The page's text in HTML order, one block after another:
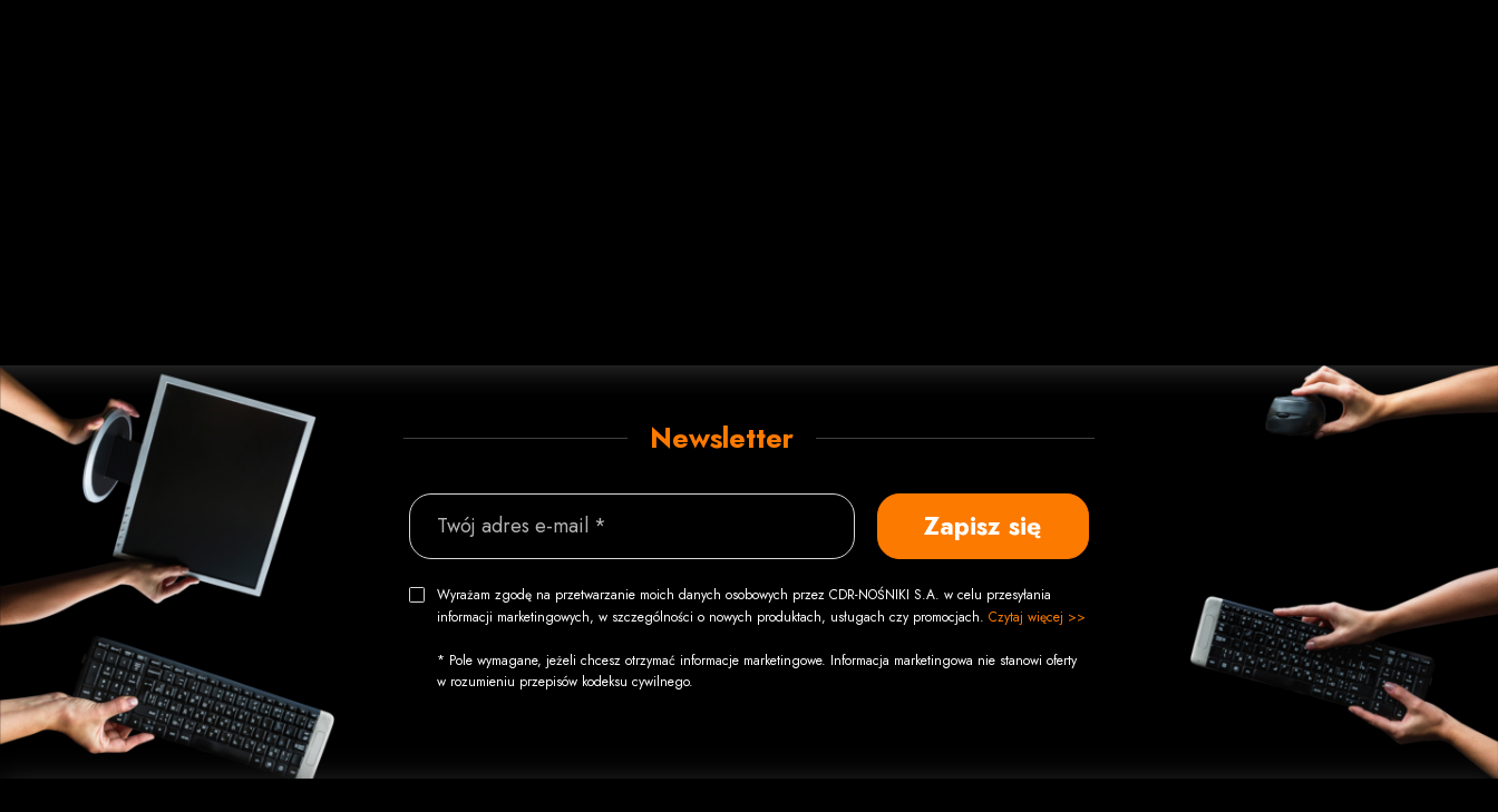
Newsletter
Twój adres e-mail * Zapisz się
Wyrażam zgodę na przetwarzanie moich danych osobowych przez CDR-NOŚNIKI S.A. w celu przesyłania
informacji marketingowych, w szczególności o nowych produktach, usługach czy promocjach. Czytaj więcej >>
* Pole wymagane, jeżeli chcesz otrzymać informacje marketingowe. Informacja marketingowa nie stanowi oferty
w rozumieniu przepisów kodeksu cywilnego.